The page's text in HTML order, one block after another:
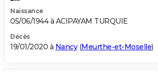
Naissance
05/06/1944 à ACIPAYAM TURQUIE
Décès
19/01/2020 à Nancy(Meurthe-et-Moselle)